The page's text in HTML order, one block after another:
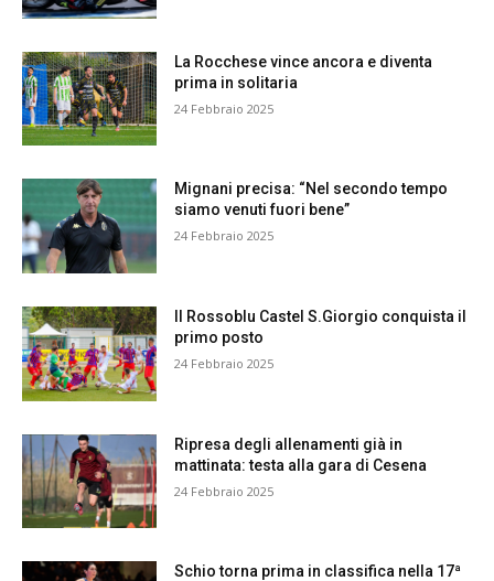
La Rocchese vince ancora e diventa
prima in solitaria
24 Febbraio 2025
Mignani precisa: “Nel secondo tempo
siamo venuti fuori bene”
24 Febbraio 2025
Il Rossoblu Castel S.Giorgio conquista il
primo posto
24 Febbraio 2025
Ripresa degli allenamenti già in
mattinata: testa alla gara di Cesena
24 Febbraio 2025
Schio torna prima in classifica nella 17ª